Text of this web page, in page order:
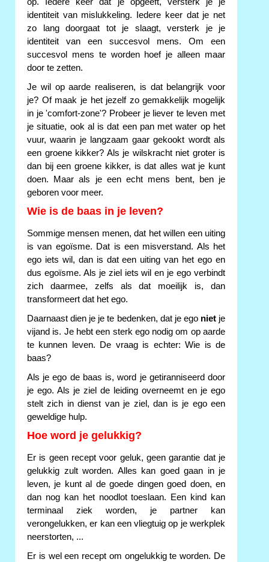
identiteit van mislukkeling. Iedere keer dat je net
zo lang doorgaat tot je slaagt, versterk je je
identiteit van een succesvol mens. Om een
succesvol mens te worden hoef je alleen maar
door te zetten.
Je wil op aarde realiseren, is dat belangrijk voor
je? Of maak je het jezelf zo gemakkelijk mogelijk
in je 'comfort-zone'? Probeer je liever te leven met
je situatie, ook al is dat een pan met water op het
vuur, waarin je langzaam gaar gekookt wordt als
een groene kikker? Als je wilskracht niet groter is
dan bij een groene kikker, is dat alles wat je kunt
doen. Maar als je een echt mens bent, ben je
geboren voor meer.
Wie is de baas in je leven?
Sommige mensen menen, dat het willen een uiting
is van egoïsme. Dat is een misverstand. Als het
ego iets wil, dan is dat een uiting van het ego en
dus egoïsme. Als je ziel iets wil en je ego verbindt
zich daarmee, zelfs als dat moeilijk is, dan
transformeert dat het ego.
Daarnaast dien je je te bedenken, dat je ego nietje
vijand is. Je hebt een sterk ego nodig om op aarde
te kunnen leven. De vraag is echter: Wie is de
baas?
Als je ego de baas is, word je getiranniseerd door
je ego. Als je ziel de leiding overneemt en je ego
stelt zich in dienst van je ziel, dan is je ego een
geweldige hulp.
Hoe word je gelukkig?
Er is geen recept voor geluk, geen garantie dat je
gelukkig zult worden. Alles kan goed gaan in je
leven, je kunt al de goede dingen goed doen, en
dan nog kan het noodlot toeslaan. Een kind kan
terminaal ziek worden, je partner kan
verongelukken, er kan een vliegtuig op je werkplek
neerstorten, ...
Er is wel een recept om ongelukkig te worden. De